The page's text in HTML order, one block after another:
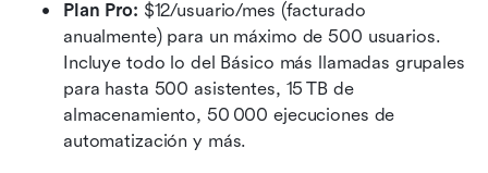
Plan Pro: $12/usuario/mes (facturado
anualmente) para un máximo de 500 usuarios.
Incluye todo lo del Básico más llamadas grupales
para hasta 500 asistentes, 15 TB de
almacenamiento, 50 000 ejecuciones de
automatización y más.